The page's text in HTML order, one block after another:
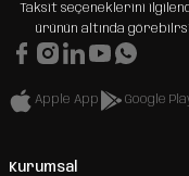
Taksit seçeneklerini
ürünün altında
Apple App Google
Kurumsal